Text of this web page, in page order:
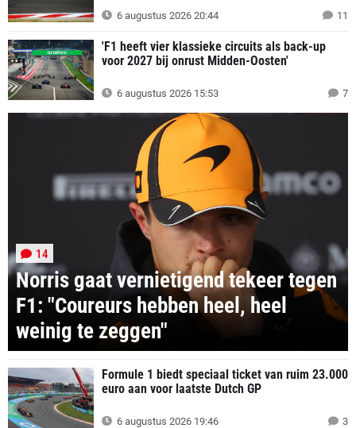
6 augustus 2026 20:44 11
'F1 heeft vier klassieke circuits als back-up
voor 2027 bij onrust Midden-Oosten'
6 augustus 2026 15:53 7
Norris gaat vernietigend tekeer tegen
F1: "Coureurs hebben heel, heel
weinig te zeggen"
14
Formule 1 biedt speciaal ticket van ruim 23.000
euro aan voor laatste Dutch GP
6 augustus 2026 19:46 3